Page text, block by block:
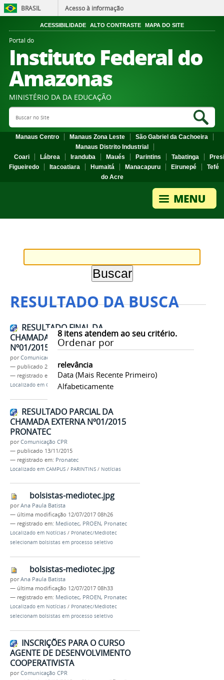
BRASIL Acesso à informação
ACESSIBILIDADE ALTO CONTRASTE MAPA DO SITE
Portal do
Instituto Federal do
Amazonas
MINISTÉRIO DA DA EDUCAÇÃO
Search Site
Manaus Centro Manaus Zona Leste
São Gabriel da Cachoeira
Manaus Distrito Industrial
Coari
Lábrea Iranduba Maués Parintins Tabatinga
Figueiredo
Itacoatiara Humaitá Manacapuru Eirunepé
Tefé
do Acre
RESULTADO DA BUSCA
8itens atendem ao seu critério.
Ordenar por
relevância
Data (mais Recente Primeiro)
Alfabeticamente
RESULTADO FINAL DA
CHAMADA INTERNA SIMPLIFICADA
Nº01/2015
porComunicação CPR
— publicado 23/10/2015
— registrado em:
Pronatec
Localizado em CAMPUS /PARINTINS /Notícias
RESULTADO PARCIAL DA
CHAMADA EXTERNA Nº01/2015
PRONATEC
porComunicação CPR
— publicado 13/11/2015
— registrado em: Pronatec
Localizado em CAMPUS / PARINTINS / Notícias
bolsistas-mediotec.jpg
porAna Paula Batista
— última modificação 12/07/2017 08h26
— registrado em: Mediotec, PROEN, Pronatec
Localizado em Notícias / Pronatec/Mediotec
selecionam bolsistas em processo seletivo
bolsistas-mediotec.jpg
porAna Paula Batista
— última modificação 12/07/2017 08h33
— registrado em: Mediotec, PROEN, Pronatec
Localizado em Notícias / Pronatec/Mediotec
selecionam bolsistas em processo seletivo
INSCRIÇÕES PARA O CURSO
AGENTE DE DESENVOLVIMENTO
COOPERATIVISTA
porComunicação CPR